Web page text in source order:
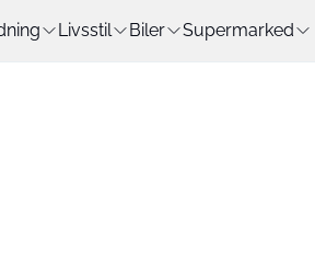
Livsstil Biler Supermarked